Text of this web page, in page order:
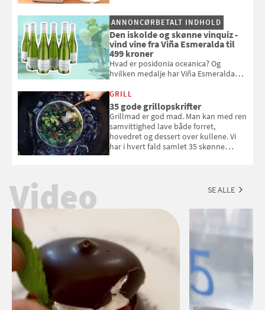
og se, hvordan du gør
ANNONCØRBETALT INDHOLD
Den iskolde og skønne vinquiz -
vind vine fra Viña Esmeralda til
499 kroner
Hvad er posidonia oceanica? Og
hvilken medalje har Viña Esmeralda
med i Samvirkes skønne vinquiz, hvor
du kan vinde 6 flasker vin fra Viña
Esmeralda. Konkurrencen slutter 1.
september 2026.
GRILL
35 gode grillopskrifter
Grillmad er god mad. Man kan med ren
samvittighed lave både forret,
hovedret og dessert over kullene. Vi
har i hvert fald samlet 35 skønne
Video SE ALLE